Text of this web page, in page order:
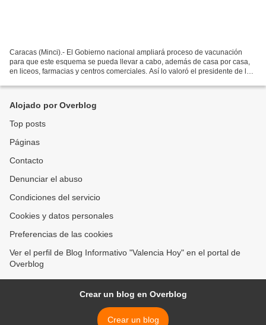
Caracas (Minci).- El Gobierno nacional ampliará proceso de vacunación
para que este esquema se pueda llevar a cabo, además de casa por casa,
en liceos, farmacias y centros comerciales. Así lo valoró el presidente de la
Alojado por Overblog
Top posts
Páginas
Contacto
Denunciar el abuso
Condiciones del servicio
Cookies y datos personales
Preferencias de las cookies
Ver el perfil de Blog Informativo "Valencia Hoy" en el portal de
Overblog
Crear un blog en Overblog
Crear un blog